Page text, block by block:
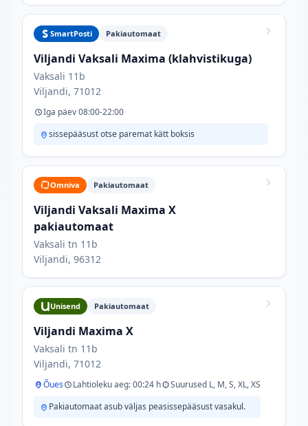
SmartPosti Pakiautomaat
Viljandi Vaksali Maxima (klahvistikuga)
Vaksali 11b
Viljandi, 71012
Iga päev 08:00-22:00
sissepääsust otse paremat kätt boksis
Omniva Pakiautomaat
Viljandi Vaksali Maxima X
pakiautomaat
Vaksali tn 11b
Viljandi, 96312
Unisend Pakiautomaat
Viljandi Maxima X
Vaksali tn 11b
Viljandi, 71012
Õues Lahtioleku aeg: 00:24 h
Suurused L, M, S, XL, XS
Pakiautomaat asub väljas peasissepääsust vasakul.